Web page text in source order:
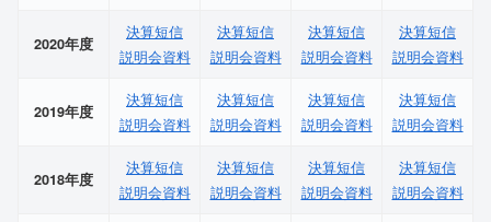
2020年度
決算短信
説明会資料
決算短信
説明会資料
決算短信
説明会資料
決算短信
説明会資料
2019年度
決算短信
説明会資料
決算短信
説明会資料
決算短信
説明会資料
決算短信
説明会資料
2018年度
決算短信
説明会資料
決算短信
説明会資料
決算短信
説明会資料
決算短信
説明会資料